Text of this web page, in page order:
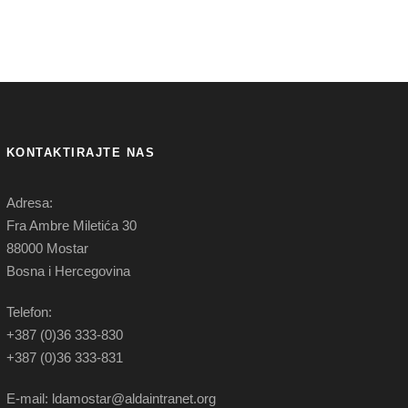
KONTAKTIRAJTE NAS
Adresa:
Fra Ambre Miletića 30
88000 Mostar
Bosna i Hercegovina
Telefon:
+387 (0)36 333-830
+387 (0)36 333-831
E-mail: ldamostar@aldaintranet.org